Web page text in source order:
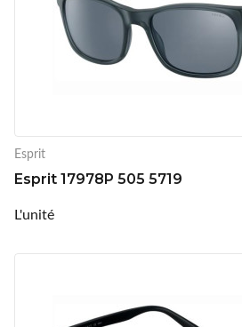
Esprit
Esprit 17978P 505 5719
L'unité